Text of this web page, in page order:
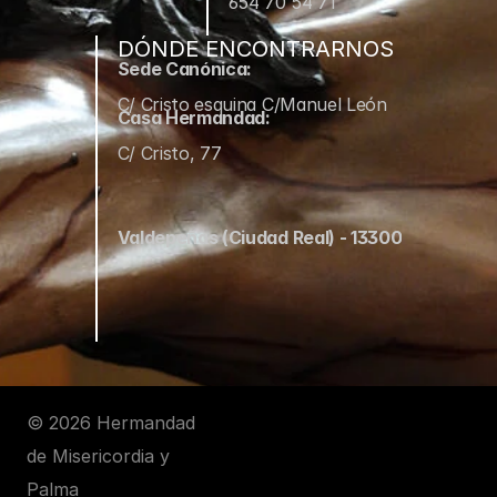
DÓNDE ENCONTRARNOS
Sede Canónica:
C/ Cristo esquina C/Manuel León
Casa Hermandad:
C/ Cristo, 77
Valdepeñas (Ciudad Real) - 13300
© 2026 Hermandad
de Misericordia y
Palma